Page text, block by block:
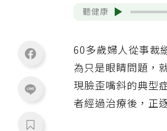
聽健康
60多歲婦人從事裁
為只是眼睛問題，
現臉歪嘴斜的典型
者經過治療後，正